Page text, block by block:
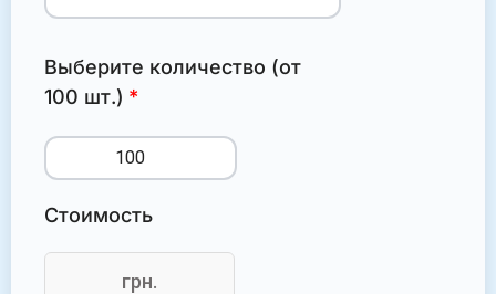
Выберите количество (от
100 шт.)
Стоимость
грн.